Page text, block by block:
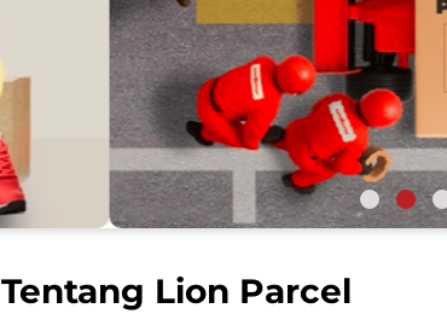
Tentang Lion Parcel